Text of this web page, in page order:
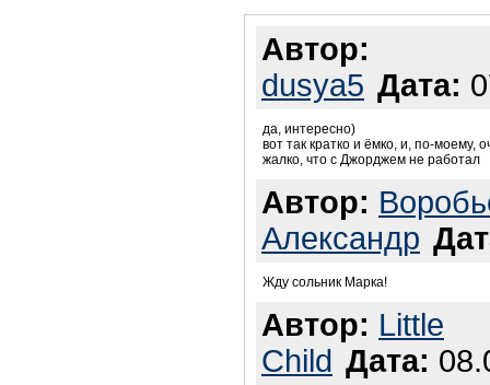
Автор:
dusya5 Дата:
да, интересно)
вот так кратко и ёмко, и, по-моему,
жалко, что с Джорджем не работал
Автор:
Александр
Жду сольник Марка!
Автор: Little
Child Дата: